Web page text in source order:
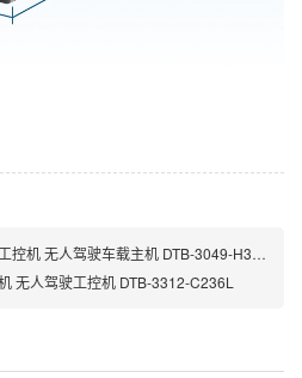
机 无人驾驶车载主机 DTB-3049-H310
无人驾驶工控机 DTB-3312-C236L